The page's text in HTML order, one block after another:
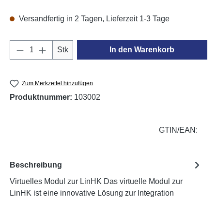
Versandfertig in 2 Tagen, Lieferzeit 1-3 Tage
Produkt Anzahl: Gib den gewünschten
Stk In den Warenkorb
Zum Merkzettel hinzufügen
Produktnummer: 103002
GTIN/EAN:
Beschreibung
Virtuelles Modul zur LinHK Das virtuelle Modul zur
LinHK ist eine innovative Lösung zur Integration